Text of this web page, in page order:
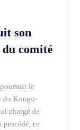
son
comité
le
du Kongo-
chargé de
ce